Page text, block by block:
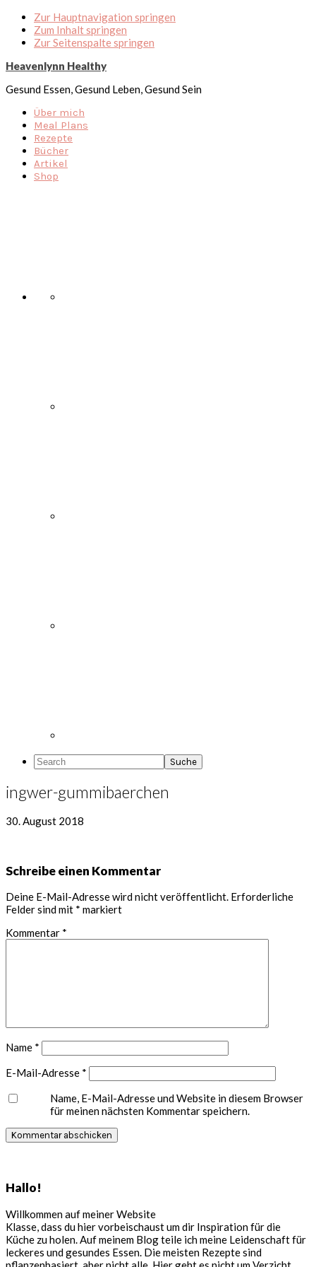
Zur Hauptnavigation springen
Zum Inhalt springen
Zur Seitenspalte springen
Heavenlynn Healthy
Gesund Essen, Gesund Leben, Gesund Sein
Über mich
Meal Plans
Rezepte
Bücher
Artikel
Shop
Search
ingwer-gummibaerchen
30. August 2018
Leser-
Interaktionen
Schreibe einen Kommentar
Deine E-Mail-Adresse wird nicht veröffentlicht. Erforderliche
Felder sind mit * markiert
Kommentar *
Name *
E-Mail-Adresse *
Name, E-Mail-Adresse und Website in diesem Browser
für meinen nächsten Kommentar speichern.
Hallo!
Willkommen auf meiner Website
Klasse, dass du hier vorbeischaust um dir Inspiration für die
Küche zu holen. Auf meinem Blog teile ich meine Leidenschaft für
leckeres und gesundes Essen. Die meisten Rezepte sind